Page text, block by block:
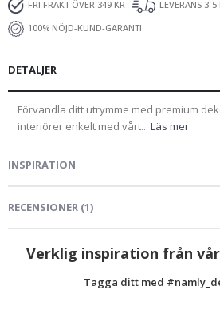
FRI FRAKT ÖVER 349 KR
LEVERANS 3-5
100% NÖJD-KUND-GARANTI
DETALJER
Förvandla ditt utrymme med premium
interiörer enkelt med vårt... Läs mer
INSPIRATION
RECENSIONER (1)
Verklig inspiration från
Tagga ditt med